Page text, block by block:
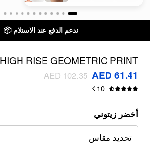
ندعم الدفع عند الاستلام 📦
HIGH RISE GEOMETRIC PRINT
SHORTS
AED 61.41
AED 102.35
10
أخضر زيتوني
تحديد مقاس